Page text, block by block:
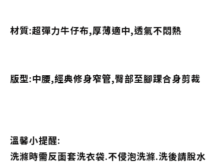
材質:超彈力牛仔布,厚薄適中,透氣不悶熱
版型:中腰,經典修身窄管,臀部至腳踝合身剪裁
溫馨小提醒:
洗滌時需反面套洗衣袋.不侵泡洗滌.洗後請脫水